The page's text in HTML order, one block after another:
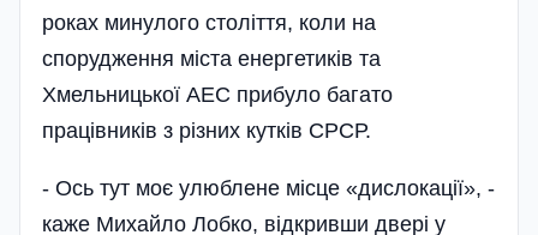
роках минулого століття, коли на
спорудження міста енергетиків та
Хмельницької АЕС прибуло багато
працівників з різних кутків СРСР.
- Ось тут моє улюблене місце «дислокації», -
каже Михайло Лобко, відкривши двері у